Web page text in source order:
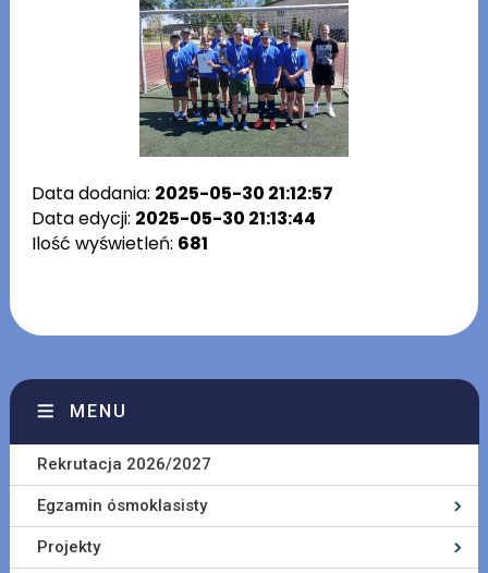
Data dodania: 2025-05-30 21:12:57
Data edycji: 2025-05-30 21:13:44
Ilość wyświetleń: 681
MENU
Rekrutacja 2026/2027
Egzamin ósmoklasisty
Projekty